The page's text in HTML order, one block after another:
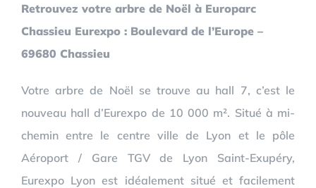
Retrouvez votre arbre de Noël à Europarc
Chassieu Eurexpo : Boulevard de l’Europe –
69680 Chassieu
Votre arbre de Noël se trouve au hall 7, c’est le
nouveau hall d’Eurexpo de 10 000 m². Situé à mi-
chemin entre le centre ville de Lyon et le pôle
Aéroport / Gare TGV de Lyon Saint-Exupéry,
Eurexpo Lyon est idéalement situé et facilement